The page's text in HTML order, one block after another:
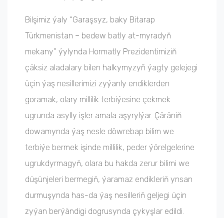
Bilşimiz ýaly “Garaşsyz, baky Bitarap
Türkmenistan – bedew batly at-myradyň
mekany” ýylynda Hormatly Prezidentimiziň
çäksiz aladalary bilen halkymyzyñ ýagty gelejegi
üçin ýaş nesillerimizi zyýanly endiklerden
goramak, olary millilik terbiýesine çekmek
ugrunda asylly işler amala aşyrylýar. Çäräniň
dowamynda ýaş nesle döwrebap bilim we
terbiýe bermek işinde millilik, peder ýörelgelerine
ugrukdyrmagyň, olara bu hakda zerur bilimi we
düşünjeleri bermegiň, ýaramaz endikleriň ynsan
durmuşynda has-da ýaş nesilleriň geljegi üçin
zyýan berýändigi dogrusynda çykyşlar edildi.